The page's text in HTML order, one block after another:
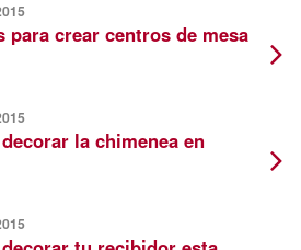
para crear centros de mesa
la chimenea en